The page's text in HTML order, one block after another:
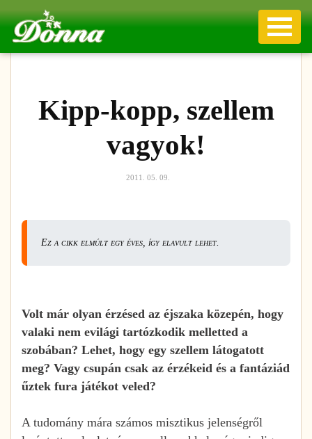
Kipp-kopp, szellem
vagyok!
2011. 05. 09.
Ez a cikk elmúlt egy éves, így elavult lehet.
Volt már olyan érzésed az éjszaka közepén, hogy
valaki nem evilági tartózkodik melletted a
szobában? Lehet, hogy egy szellem látogatott
meg? Vagy csupán csak az érzékeid és a fantáziád
űztek fura játékot veled?
A tudomány mára számos misztikus jelenségről